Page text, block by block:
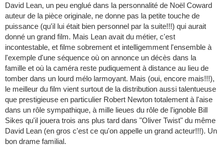
David Lean, un peu englué dans la personnalité de Noël Coward
auteur de la pièce originale, ne donne pas la petite touche de
puissance (qu'il lui était bien personnel par la suite!!!) qui aurait
donné un grand film. Mais Lean avait du métier, c'est
incontestable, et filme sobrement et intelligemment l'ensemble à
l'exemple d'une séquence où on annonce un décès dans la
famille et où la caméra reste pudiquement à distance au lieu de
tomber dans un lourd mélo larmoyant. Mais (oui, encore mais!!!),
le meilleur du film vient surtout de la distribution aussi talentueuse
que prestigieuse en particulier Robert Newton totalement à l'aise
dans un rôle sympathique, à mille lieues du rôle de l'ignoble Bill
Sikes qu'il jouera trois ans plus tard dans "Oliver Twist" du même
David Lean (en gros c'est ce qu'on appelle un grand acteur!!!). Un
bon drame familial.